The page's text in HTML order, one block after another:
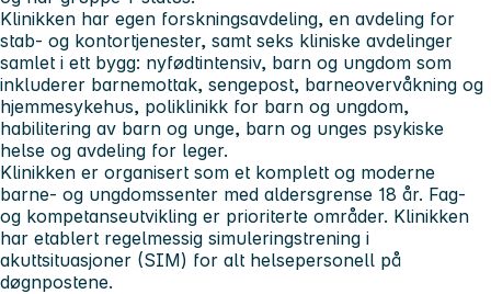
Klinikken har egen forskningsavdeling, en avdeling for
stab- og kontortjenester, samt seks kliniske avdelinger
samlet i ett bygg: nyfødtintensiv, barn og ungdom som
inkluderer barnemottak, sengepost, barneovervåkning og
hjemmesykehus, poliklinikk for barn og ungdom,
habilitering av barn og unge, barn og unges psykiske
helse og avdeling for leger.
Klinikken er organisert som et komplett og moderne
barne- og ungdomssenter med aldersgrense 18 år. Fag-
og kompetanseutvikling er prioriterte områder. Klinikken
har etablert regelmessig simuleringstrening i
akuttsituasjoner (SIM) for alt helsepersonell på
døgnpostene.